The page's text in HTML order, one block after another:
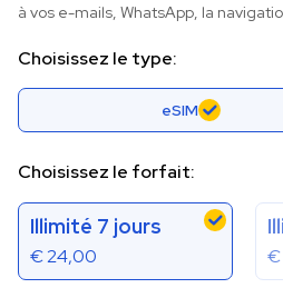
à vos e-mails, WhatsApp, la
Choisissez le type:
eSIM
Choisissez le forfait:
Illimité 7 jours
€24,00 €